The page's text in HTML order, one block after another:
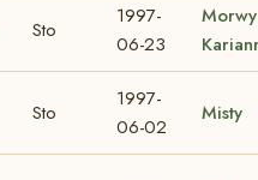
Sto
1997-
06-23
Sto
1997-
06-02
Misty